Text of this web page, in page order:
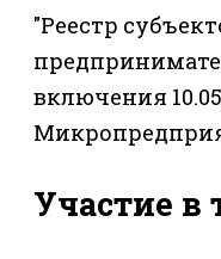
"Реестр
включения
Участие в